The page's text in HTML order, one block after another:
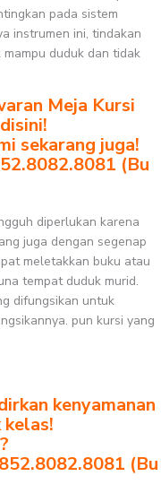
pada sistem
instrumen ini, tindakan
duduk dan tidak
Meja Kursi
sekarang juga!
(Bu
diperlukan karena
juga dengan segenap
meletakkan buku atau
tempat duduk murid.
difungsikan untuk
pun kursi yang
kenyamanan
(Bu